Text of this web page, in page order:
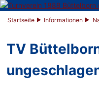
Startseite Informationen
TV